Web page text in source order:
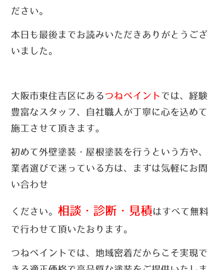
ださい。
本日も最後までお読みいただきありがとうござ
いました。
大阪市東住吉区にあるつねペイント では、経験
豊富なスタッフ、自社職人が丁寧に心を込めて
施工させて頂きます。
初めて外壁塗装・屋根塗装を行うという方や、
業者選びで迷っている方は、まずは気軽にお問
い合わせ
ください。 相談・診断・見積はすべて無料
で行わせて頂いたおります。
つねペイントでは、 地域密着だからこそ実現で